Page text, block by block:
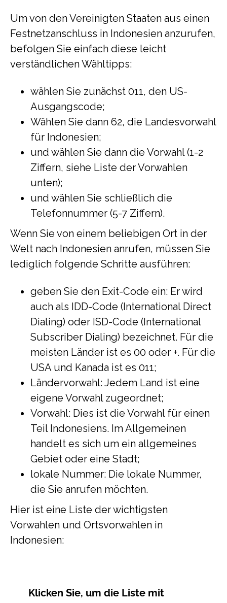
Um von den Vereinigten Staaten aus einen
Festnetzanschluss in Indonesien anzurufen,
befolgen Sie einfach diese leicht
verständlichen Wähltipps:
wählen Sie zunächst 011, den US-
Ausgangscode;
Wählen Sie dann 62, die Landesvorwahl
für Indonesien;
und wählen Sie dann die Vorwahl (1-2
Ziffern, siehe Liste der Vorwahlen
unten);
und wählen Sie schließlich die
Telefonnummer (5-7 Ziffern).
Wenn Sie von einem beliebigen Ort in der
Welt nach Indonesien anrufen, müssen Sie
lediglich folgende Schritte ausführen:
geben Sie den Exit-Code ein: Er wird
auch als IDD-Code (International Direct
Dialing) oder ISD-Code (International
Subscriber Dialing) bezeichnet. Für die
meisten Länder ist es 00 oder +. Für die
USA und Kanada ist es 011;
Ländervorwahl: Jedem Land ist eine
eigene Vorwahl zugeordnet;
Vorwahl: Dies ist die Vorwahl für einen
Teil Indonesiens. Im Allgemeinen
handelt es sich um ein allgemeines
Gebiet oder eine Stadt;
lokale Nummer: Die lokale Nummer,
die Sie anrufen möchten.
Hier ist eine Liste der wichtigsten
Vorwahlen und Ortsvorwahlen in
Indonesien:
Klicken Sie, um die Liste mit